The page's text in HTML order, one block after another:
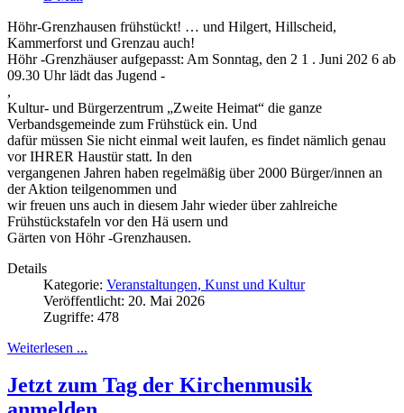
Höhr-Grenzhausen frühstückt! … und Hilgert, Hillscheid,
Kammerforst und Grenzau auch!
Höhr -Grenzhäuser aufgepasst: Am Sonntag, den 2 1 . Juni 202 6 ab
09.30 Uhr lädt das Jugend -
,
Kultur- und Bürgerzentrum „Zweite Heimat“ die ganze
Verbandsgemeinde zum Frühstück ein. Und
dafür müssen Sie nicht einmal weit laufen, es findet nämlich genau
vor IHRER Haustür statt. In den
vergangenen Jahren haben regelmäßig über 2000 Bürger/innen an
der Aktion teilgenommen und
wir freuen uns auch in diesem Jahr wieder über zahlreiche
Frühstückstafeln vor den Hä usern und
Gärten von Höhr -Grenzhausen.
Details
Kategorie: Veranstaltungen, Kunst und Kultur
Veröffentlicht: 20. Mai 2026
Zugriffe: 478
Weiterlesen ...
Jetzt zum Tag der Kirchenmusik